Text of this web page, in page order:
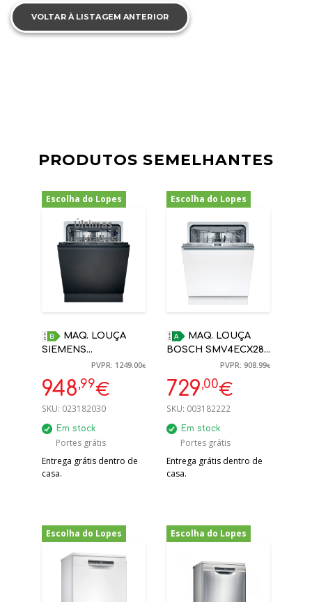
VOLTAR À LISTAGEM ANTERIOR
PRODUTOS SEMELHANTES
Escolha do Lopes
Últimas
unidades
-24%
SIEMENS
SN95EX11CE B 9L
HOME CONNECT
TOTAL ENCASTRE
OPENASSIST
PVPR: 1249.00€
948,99€
SKU: 023182030
Em stock
Portes grátis
Entrega grátis dentro de
casa.
Escolha do Lopes
-20%
BOSCH SMV4ECX28E
ENCASTRE A 14
TALHERES HOME
CONNECT
PVPR: 908.99€
729,00€
SKU: 003182222
Em stock
Portes grátis
Entrega grátis dentro de
casa.
Escolha do Lopes
-35%
Escolha do Lopes